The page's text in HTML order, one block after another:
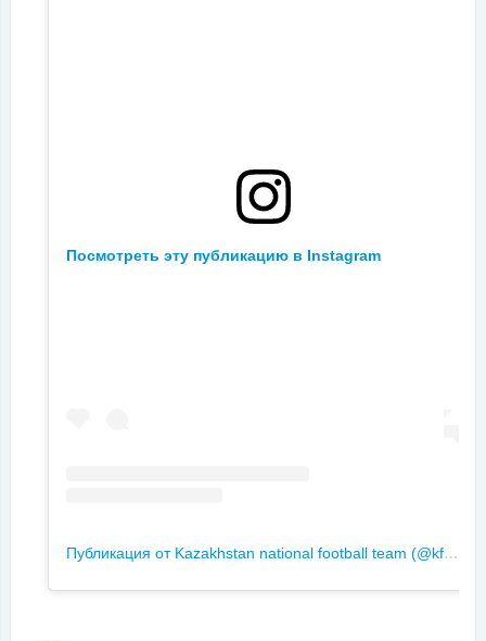
Посмотреть эту публикацию в Instagram
П
убликация от Kazakhstan national football team (@kff_team)